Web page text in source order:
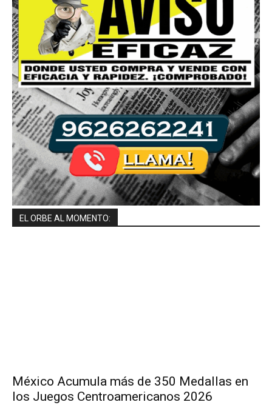
EL ORBE AL MOMENTO:
México Acumula más de 350 Medallas en
los Juegos Centroamericanos 2026